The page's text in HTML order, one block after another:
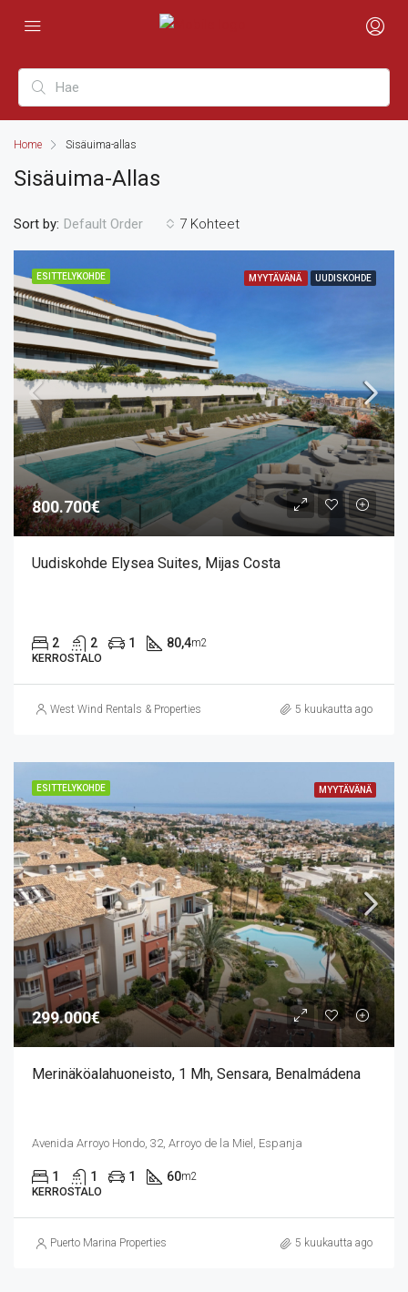
Home Sisäuima-allas
Sisäuima-Allas
7 Kohteet
Sort by: Default Order
ESITTELYKOHDE MYYTÄVÄNÄ UUDISKOHDE
800.700€
Uudiskohde Elysea Suites, Mijas Costa
2 2 1 80,4m2
KERROSTALO
West Wind Rentals & Properties 5 kuukautta ago
ESITTELYKOHDE MYYTÄVÄNÄ
299.000€
Merinäköalahuoneisto, 1 Mh, Sensara, Benalmádena
Avenida Arroyo Hondo, 32, Arroyo de la Miel, Espanja
1 1 1 60m2
KERROSTALO
Puerto Marina Properties 5 kuukautta ago